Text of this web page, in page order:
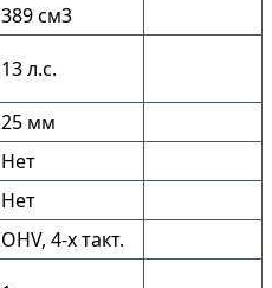
389 см3
13 л.с.
25 мм
Нет
Нет
OHV, 4-x такт.